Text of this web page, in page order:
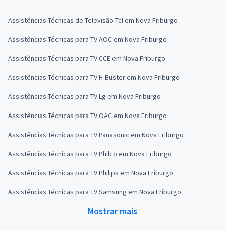
Assistências Técnicas de Televisão Tcl em Nova Friburgo
Assistências Técnicas para TV AOC em Nova Friburgo
Assistências Técnicas para TV CCE em Nova Friburgo
Assistências Técnicas para TV H-Buster em Nova Friburgo
Assistências Técnicas para TV Lg em Nova Friburgo
Assistências Técnicas para TV OAC em Nova Friburgo
Assistências Técnicas para TV Panasonic em Nova Friburgo
Assistências Técnicas para TV Philco em Nova Friburgo
Assistências Técnicas para TV Philips em Nova Friburgo
Assistências Técnicas para TV Samsung em Nova Friburgo
Mostrar mais